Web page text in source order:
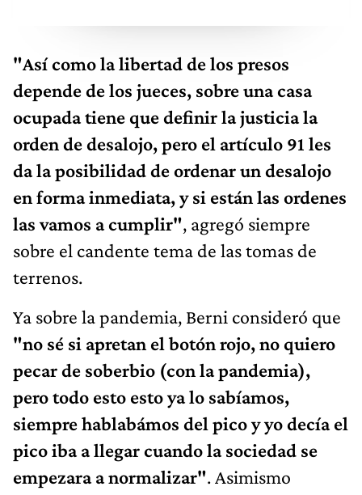
"Así como la libertad de los presos
depende de los jueces, sobre una casa
ocupada tiene que definir la justicia la
orden de desalojo, pero el artículo 91 les
da la posibilidad de ordenar un desalojo
en forma inmediata, y si están las ordenes
las vamos a cumplir", agregó siempre
sobre el candente tema de las tomas de
terrenos.
Ya sobre la pandemia, Berni consideró que
"no sé si apretan el botón rojo, no quiero
pecar de soberbio (con la pandemia),
pero todo esto esto ya lo sabíamos,
siempre hablabámos del pico y yo decía el
pico iba a llegar cuando la sociedad se
empezara a normalizar". Asimismo